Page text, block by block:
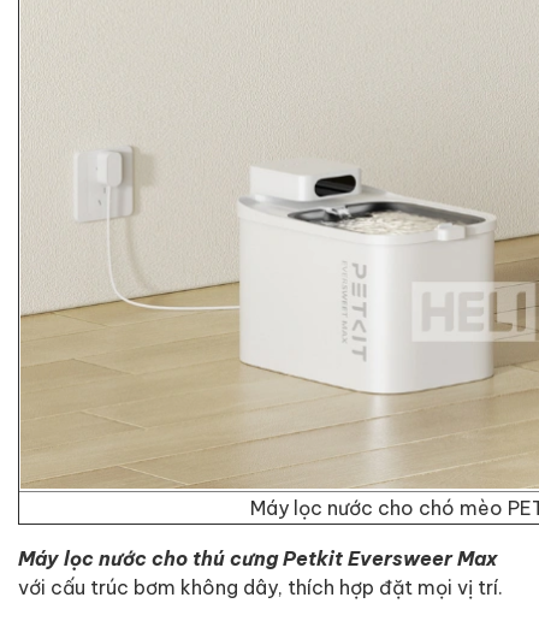
Máy lọc nước cho chó mèo
Máy lọc nước cho thú cưng Petkit Eversweer Max
với cấu trúc bơm không dây, thích hợp đặt mọi vị trí.